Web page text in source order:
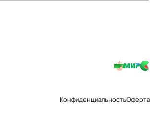
КонфиденциальностьОферта